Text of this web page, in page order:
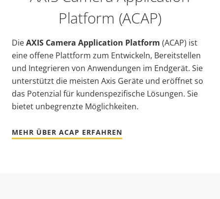
Platform (ACAP)
DieAXIS Camera Application Platform (ACAP) ist
eine offene Plattform zum Entwickeln, Bereitstellen
und Integrieren von Anwendungen im Endgerät. Sie
unterstützt die meisten Axis Geräte und eröffnet so
das Potenzial für kundenspezifische Lösungen. Sie
bietet unbegrenzte Möglichkeiten.
MEHR ÜBER ACAP ERFAHREN